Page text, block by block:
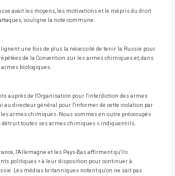
avait les moyens, les motivations et le mépris du droit
souligne la note commune.
une fois de plus la nécessité de tenir la Russie pour
de la Convention sur les armes chimiques et, dans
armes biologiques.
auprès de l'Organisation pour l'interdiction des armes
au directeur général pour l'informer de cette violation par
les armes chimiques. Nous sommes en outre préoccupés
détruit toutes ses armes chimiques », indiquent-ils.
l'Allemagne et les Pays-Bas affirment qu'ils
politiques » à leur disposition pour continuer à
Les médias britanniques notent qu'on ne sait pas